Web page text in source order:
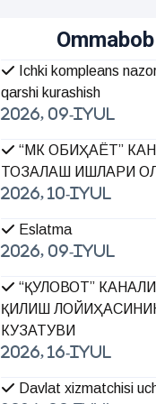
Ichki kompleans
qarshi kurashish
2026, 09-Iyul
“МК ОБИҲАЁТ”
ТОЗАЛАШ ИШЛАРИ
2026, 10-Iyul
Eslatma
2026, 09-Iyul
“ҚУЛОВОТ”
ҚИЛИШ
КУЗАТУВИ
2026, 16-Iyul
Davlat xizmatchisi